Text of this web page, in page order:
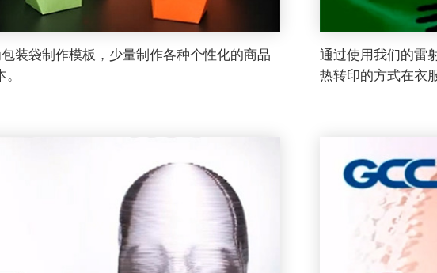
装袋制作模板，少量制作各种个性化的商品
通过使用我们的雷
热转印的方式在衣